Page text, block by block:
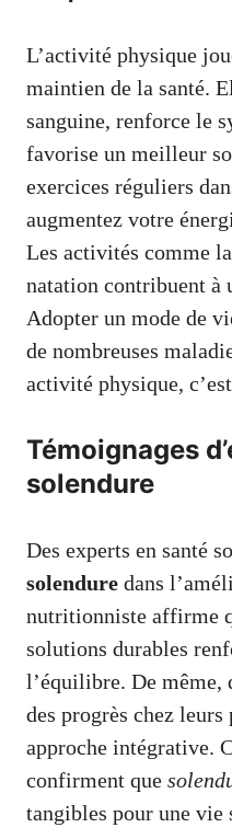
L’activité physique
maintien de la santé.
sanguine, renforce le
favorise un meilleur
exercices réguliers
augmentez votre
Les activités comme
natation contribuent à
Adopter un mode de
de nombreuses
activité physique,
Témoignages
solendure
Des experts en santé
solendure dans
nutritionniste affirme
solutions durables
l’équilibre. De même,
des progrès chez leurs
approche intégrative.
confirment que
tangibles pour une vie